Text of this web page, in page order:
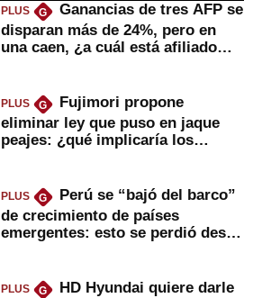
PLUS G
Ganancias de tres AFP se
disparan más de 24%, pero en
una caen, ¿a cuál está afiliado
PLUS G
Fujimori propone
eliminar ley que puso en jaque
peajes: ¿qué implicaría los
PLUS G
Perú se “bajó del barco”
de crecimiento de países
emergentes: esto se perdió desde
PLUS G
HD Hyundai quiere darle